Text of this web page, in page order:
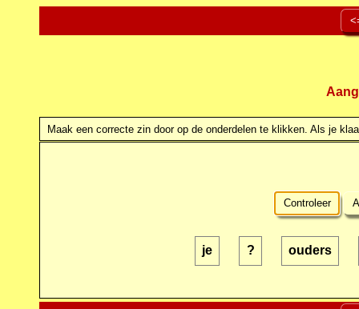
Maak een correcte zin door op de onderdelen te klikken. Als je
Controleer
je ? ouders